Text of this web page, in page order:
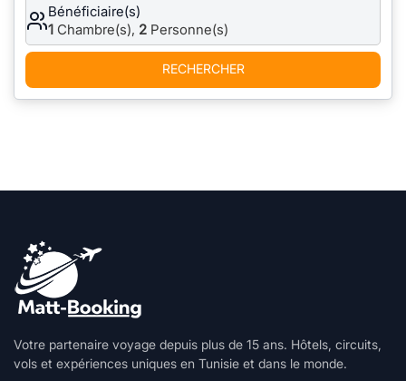
Bénéficiaire(s)
1 Chambre(s), 2 Personne(s)
RECHERCHER
Votre partenaire voyage depuis plus de 15 ans. Hôtels, circuits,
vols et expériences uniques en Tunisie et dans le monde.